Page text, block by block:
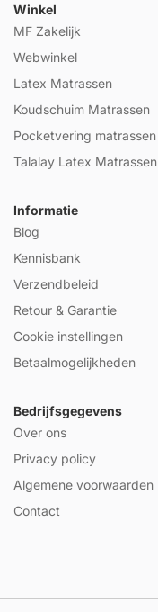
Winkel
MF Zakelijk
Webwinkel
Latex Matrassen
Koudschuim Matrassen
Pocketvering matrassen
Talalay Latex Matrassen
Informatie
Blog
Kennisbank
Verzendbeleid
Retour & Garantie
Cookie instellingen
Betaalmogelijkheden
Bedrijfsgegevens
Over ons
Privacy policy
Algemene voorwaarden
Contact